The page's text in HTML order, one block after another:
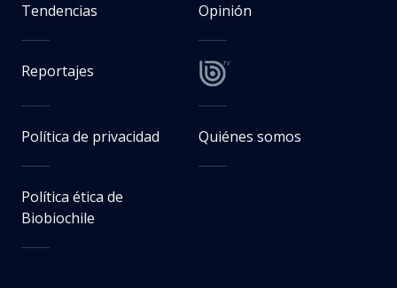
Tendencias Opinión
Reportajes
Política de privacidad Quiénes somos
Política ética de
Biobiochile